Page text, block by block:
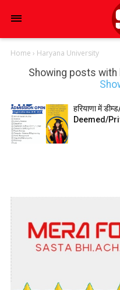
Home › Haryana University
Showing posts with
हरियाणा में
Deemed/